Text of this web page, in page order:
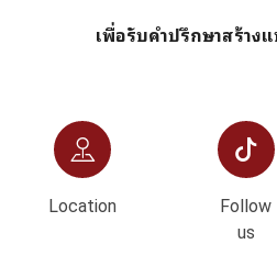
เพื่อรับคำปรึกษาสร้าง
Location
Follow
us